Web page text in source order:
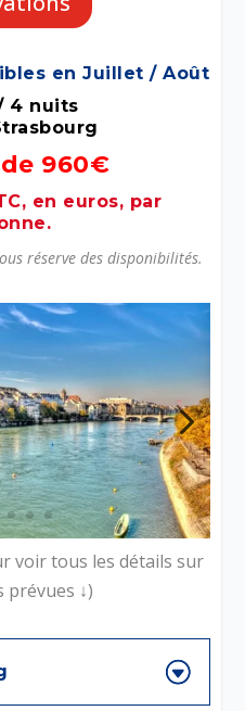
en Juillet / Août
4 nuits
960€
en euros, par
réserve des disponibilités.
voir tous les détails sur
prévues ↓)